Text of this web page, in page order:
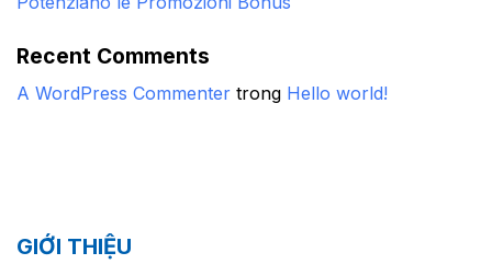
Recent Comments
A WordPress Commenter trong Hello world!
GIỚI THIỆU